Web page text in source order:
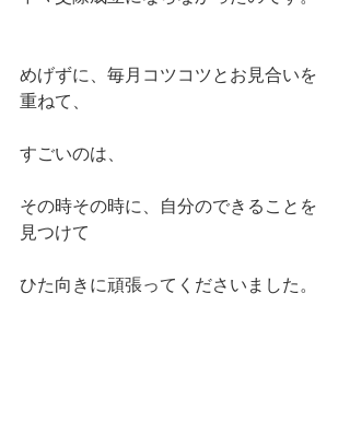
めげずに、毎月コツコツとお見合いを
重ねて、
すごいのは、
その時その時に、自分のできることを
見つけて
ひた向きに頑張ってくださいました。